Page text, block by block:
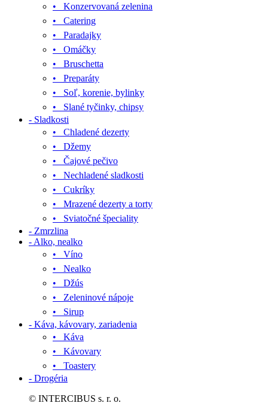
• Konzervovaná zelenina
• Catering
• Paradajky
• Omáčky
• Bruschetta
• Preparáty
• Soľ, korenie, bylinky
• Slané tyčinky, chipsy
- Sladkosti
• Chladené dezerty
• Džemy
• Čajové pečivo
• Nechladené sladkosti
• Cukríky
• Mrazené dezerty a torty
• Sviatočné špeciality
- Zmrzlina
- Alko, nealko
• Víno
• Nealko
• Džús
• Zeleninové nápoje
• Sirup
- Káva, kávovary, zariadenia
• Káva
• Kávovary
• Toastery
- Drogéria
© INTERCIBUS s. r. o.